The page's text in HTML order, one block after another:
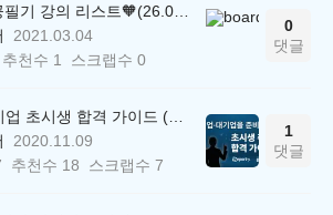
2021.03.04
추천수 1 스크랩수 0
0
댓글
2020.11.09
추천수 18 스크랩수 7
1
댓글